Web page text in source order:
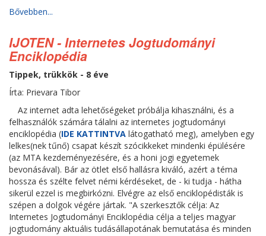
Bővebben...
IJOTEN - Internetes Jogtudományi
Enciklopédia
Tippek, trükkök - 8 éve
Írta: Prievara Tibor
Az internet adta lehetőségeket próbálja kihasználni, és a
felhasználók számára tálalni az internetes jogtudományi
enciklopédia (IDE KATTINTVA látogatható meg), amelyben egy
lelkes(nek tűnő) csapat készít szócikkeket mindenki épülésére
(az MTA kezdeményezésére, és a honi jogi egyetemek
bevonásával). Bár az ötlet első hallásra kiváló, azért a téma
hossza és szélte felvet némi kérdéseket, de - ki tudja - hátha
sikerül ezzel is megbirkózni. Elvégre az első enciklopédisták is
szépen a dolgok végére jártak. "A szerkesztők célja: Az
Internetes Jogtudományi Enciklopédia célja a teljes magyar
jogtudomány aktuális tudásállapotának bemutatása és minden